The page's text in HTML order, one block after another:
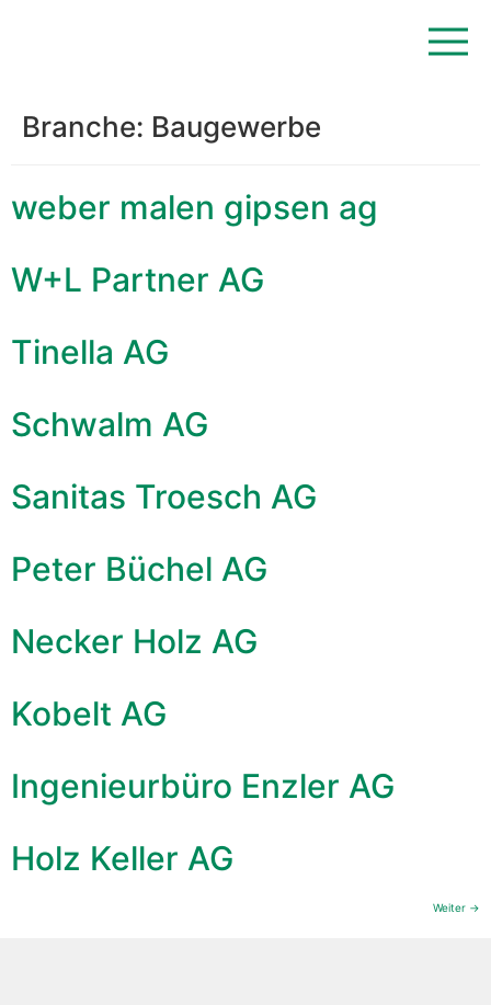
Branche: Baugewerbe
weber malen gipsen ag
W+L Partner AG
Tinella AG
Schwalm AG
Sanitas Troesch AG
Peter Büchel AG
Necker Holz AG
Kobelt AG
Ingenieurbüro Enzler AG
Holz Keller AG
Weiter →